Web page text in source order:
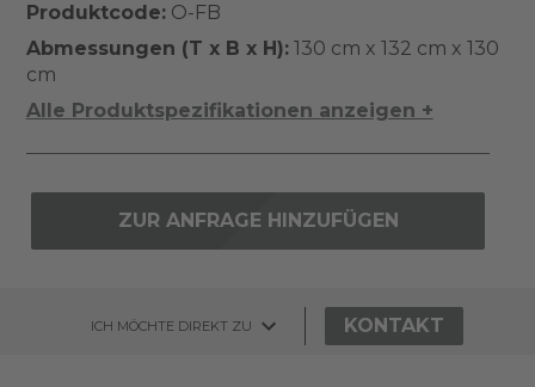
Produktcode:O-FB
Abmessungen (T x B x H):130 cm x 132 cm x 130
cm
Alle Produktspezifikationen anzeigen +
ZUR ANFRAGE HINZUFÜGEN
ICH MÖCHTE DIREKT ZU KONTAKT